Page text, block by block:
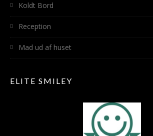
Koldt Bord
Reception
Mad ud af huset
ELITE SMILEY